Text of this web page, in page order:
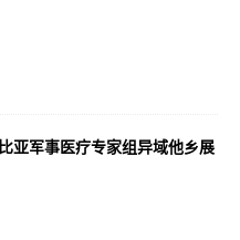
亚军事医疗专家组异域他乡展